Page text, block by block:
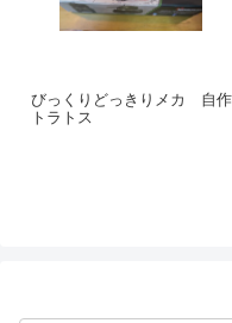
びっくりどっきりメカ 自作
トラトス